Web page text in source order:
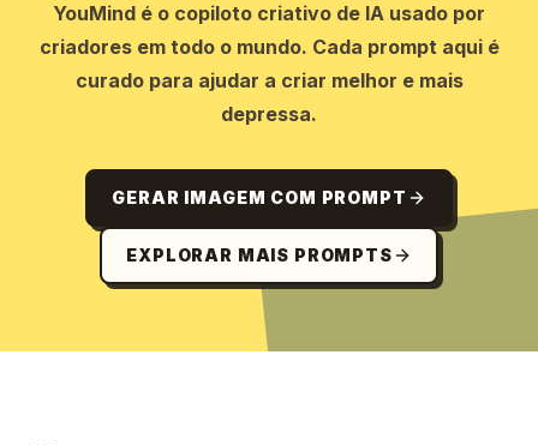
YouMind é o copiloto criativo de IA usado por
criadores em todo o mundo. Cada prompt aqui é
curado para ajudar a criar melhor e mais
depressa.
GERAR IMAGEM COM PROMPT
EXPLORAR MAIS PROMPTS